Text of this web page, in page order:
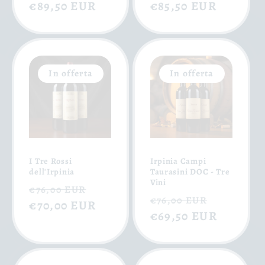
di
€89,50 EUR
di
scontato
€85,50 EUR
In offerta
I Tre Rossi
dell'Irpinia
Prezzo
di
€76,00 EUR
scontato
€70,00 EUR
In offerta
Irpinia Campi
Taurasini DOC - Tre
Vini
Prezzo
di
€76,00 EUR
scontato
€69,50 EUR